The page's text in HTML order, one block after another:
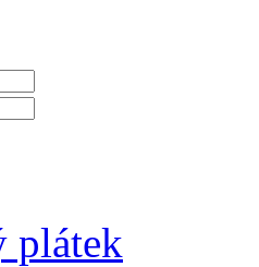
plátek